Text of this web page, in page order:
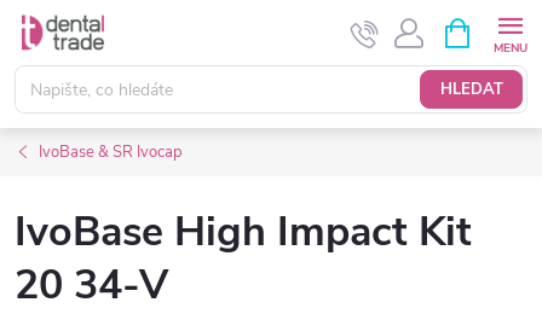
Přejít
obsah
HLEDAT
NÁKUPNÍ
KOŠÍK
IvoBase & SR Ivocap
IvoBase High Impact Kit
20 34-V